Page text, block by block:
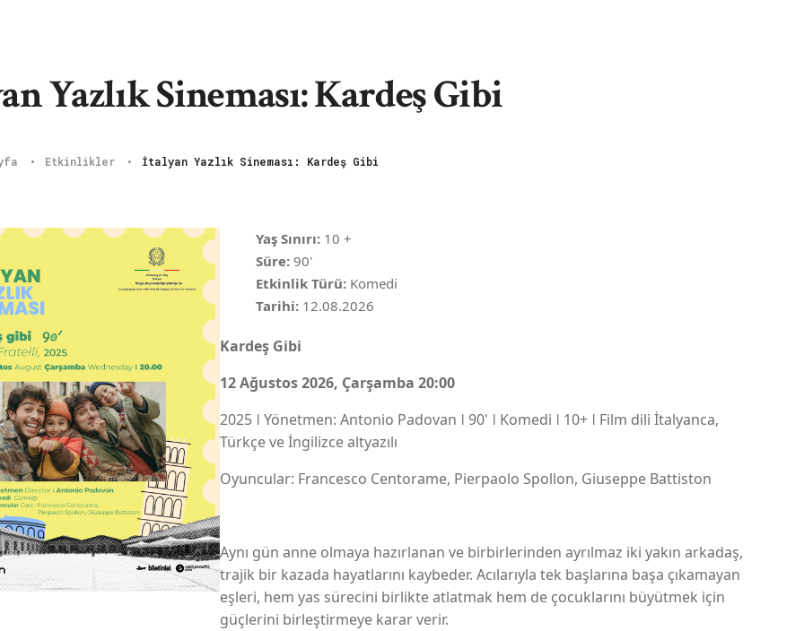
Yazlık Sineması: Kardeş Gibi
Etkinlikler İtalyan Yazlık Sineması: Kardeş Gibi
Yaş Sınırı:10 +
Süre:90'
Etkinlik Türü:Komedi
Tarihi:12.08.2026
Kardeş Gibi
12 Ağustos 2026, Çarşamba 20:00
2025 ǀ Yönetmen: Antonio Padovan ǀ 90' ǀ Komedi ǀ 10+ ǀ Film dili İtalyanca,
Türkçe ve İngilizce altyazılı
Oyuncular: Francesco Centorame, Pierpaolo Spollon, Giuseppe Battiston
Aynı gün anne olmaya hazırlanan ve birbirlerinden ayrılmaz iki yakın arkadaş,
trajik bir kazada hayatlarını kaybeder. Acılarıyla tek başlarına başa çıkamayan
eşleri, hem yas sürecini birlikte atlatmak hem de çocuklarını büyütmek için
güçlerini birleştirmeye karar verir.